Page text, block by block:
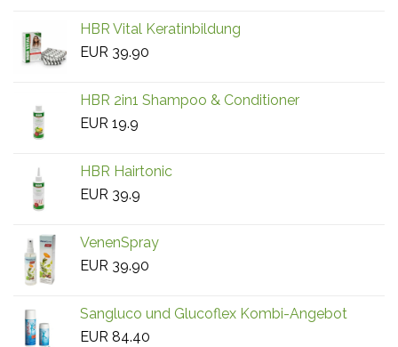
HBR Vital Keratinbildung
EUR 39.90
HBR 2in1 Shampoo & Conditioner
EUR 19.9
HBR Hairtonic
EUR 39.9
VenenSpray
EUR 39.90
Sangluco und Glucoflex Kombi-Angebot
EUR 84.40